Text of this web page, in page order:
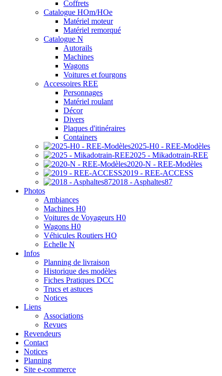
Coffrets
Catalogue HOm/HOe
Matériel moteur
Matériel remorqué
Catalogue N
Autorails
Machines
Wagons
Voitures et fourgons
Accessoires REE
Personnages
Matériel roulant
Décor
Divers
Plaques d'itinéraires
Containers
2025-H0 - REE-Modèles
2025 - Mikadotrain-REE
2020-N - REE-Modèles
2019 - REE-ACCESS
2018 - Asphaltes87
Photos
Ambiances
Machines H0
Voitures de Voyageurs H0
Wagons H0
Véhicules Routiers HO
Echelle N
Infos
Planning de livraison
Historique des modèles
Fiches Pratiques DCC
Trucs et astuces
Notices
Liens
Associations
Revues
Revendeurs
Contact
Notices
Planning
Site e-commerce